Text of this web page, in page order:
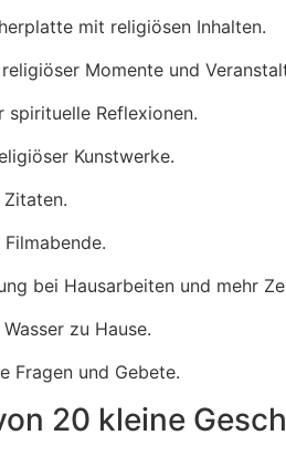
mit religiösen Inhalten.
Momente und
spirituelle Reflexionen.
Kunstwerke.
bei Hausarbeiten und mehr
zu Hause.
Fragen und Gebete.
20 kleine